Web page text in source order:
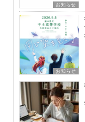
お知らせ
お知らせ